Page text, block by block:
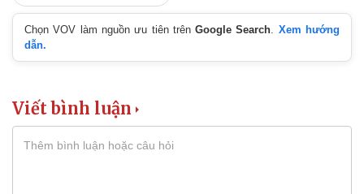
Chọn VOV làm nguồn ưu tiên trênGoogle Search. Xem hướng
dẫn.
Viết bình luận